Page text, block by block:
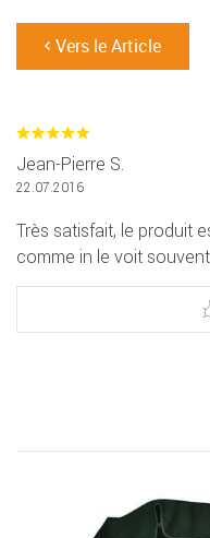
Vers le Article
Jean-Pierre S.
22.07.2016
Très satisfait, le produit
comme in le voit souvent